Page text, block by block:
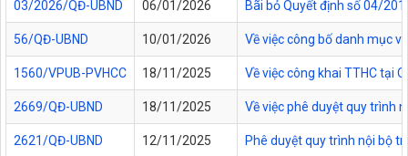
03/2026/QĐ-UBND 06/01/2026 Bãi bỏ Quyết định số 04/
56/QĐ-UBND 10/01/2026 Về việc công bố danh mục
1560/VPUB-PVHCC 18/11/2025 Về việc công khai TTHC tại
2669/QĐ-UBND 18/11/2025 Về việc phê duyệt quy trình
2621/QĐ-UBND 12/11/2025 Phê duyệt quy trình nội bộ